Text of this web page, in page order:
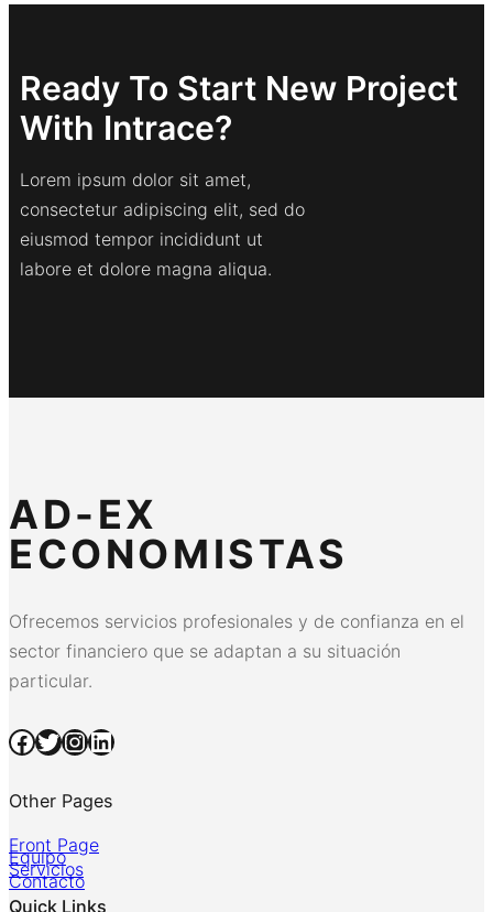
Ready To Start New Project
With Intrace?
Lorem ipsum dolor sit amet,
consectetur adipiscing elit, sed do
eiusmod tempor incididunt ut
labore et dolore magna aliqua.
AD-EX
ECONOMISTAS
Ofrecemos servicios profesionales y de confianza en el
sector financiero que se adaptan a su situación
particular.
Facebook Twitter InstagramLinkedIn
Other Pages
Front Page
Equipo
Servicios
Contacto
Quick Links